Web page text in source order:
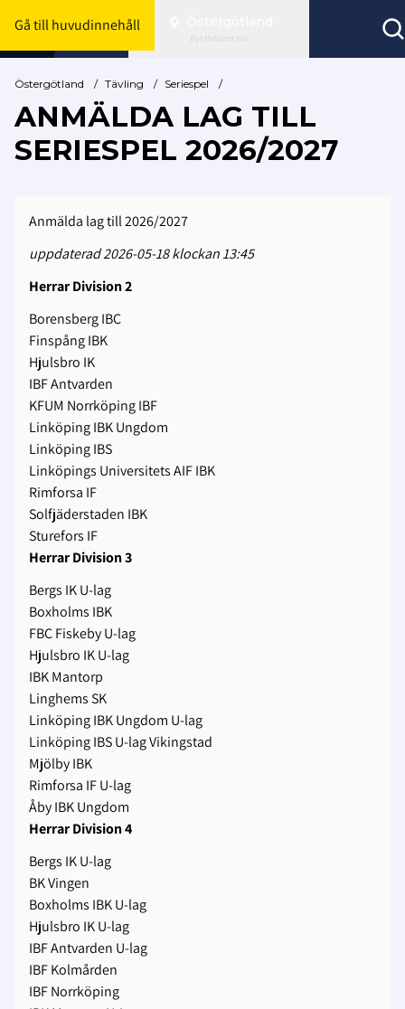
Gå till huvudinnehåll
Byt förbund här
Östergötland / Tävling / Seriespel /
ANMÄLDA LAG TILL
SERIESPEL 2026/2027
Anmälda lag till 2026/2027
uppdaterad 2026-05-18 klockan 13:45
Herrar Division 2
Borensberg IBC
Finspång IBK
Hjulsbro IK
IBF Antvarden
KFUM Norrköping IBF
Linköping IBK Ungdom
Linköping IBS
Linköpings Universitets AIF IBK
Rimforsa IF
Solfjäderstaden IBK
Sturefors IF
Herrar Division 3
Bergs IK U-lag
Boxholms IBK
FBC Fiskeby U-lag
Hjulsbro IK U-lag
IBK Mantorp
Linghems SK
Linköping IBK Ungdom U-lag
Linköping IBS U-lag Vikingstad
Mjölby IBK
Rimforsa IF U-lag
Åby IBK Ungdom
Herrar Division 4
Bergs IK U-lag
BK Vingen
Boxholms IBK U-lag
Hjulsbro IK U-lag
IBF Antvarden U-lag
IBF Kolmården
IBF Norrköping